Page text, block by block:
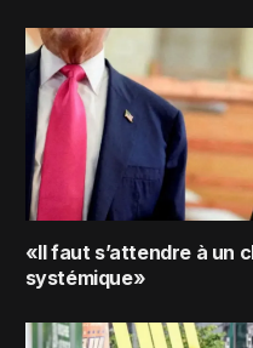
«Il faut s’attendre à un
systémique»